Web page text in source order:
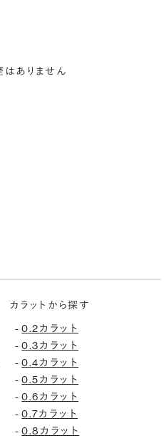
はありません
カラットから探す
-0.2カラット
-0.3カラット
-0.4カラット
-0.5カラット
-0.6カラット
-0.7カラット
-0.8カラット